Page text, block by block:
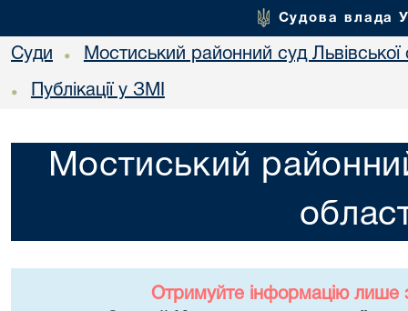
Судова влада
Суди • Мостиський районний суд Львівської
• Публікації у ЗМІ
Мостиський
Отримуйте інформацію лише